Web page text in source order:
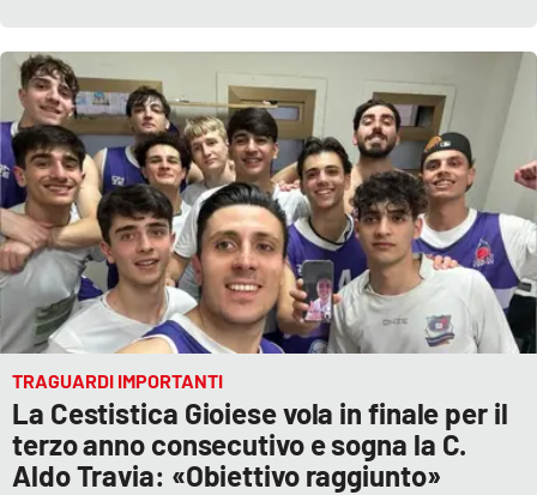
Imprese Di Calabria
Le perfidie di Antonella Grippo
Venti di comunicazione
STREAMING
LaC TV
LaC Network
LaC OnAir
TRAGUARDI IMPORTANTI
La Cestistica Gioiese vola in finale per il
terzo anno consecutivo e sogna la C.
Aldo Travia: «Obiettivo raggiunto»